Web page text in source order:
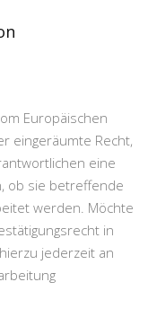
Europäischen
eingeräumte Recht,
eine
ob sie betreffende
werden. Möchte
in
jederzeit an